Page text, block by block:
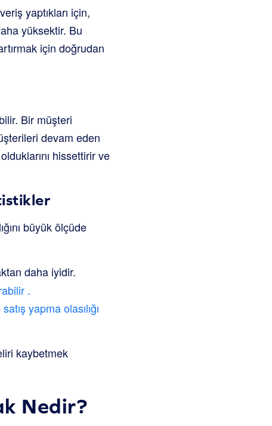
yaptıkları için,
yüksektir. Bu
için doğrudan
Bir müşteri
devam eden
hissettirir ve
büyük ölçüde
daha iyidir.
.
yapma olasılığı
kaybetmek
Nedir?